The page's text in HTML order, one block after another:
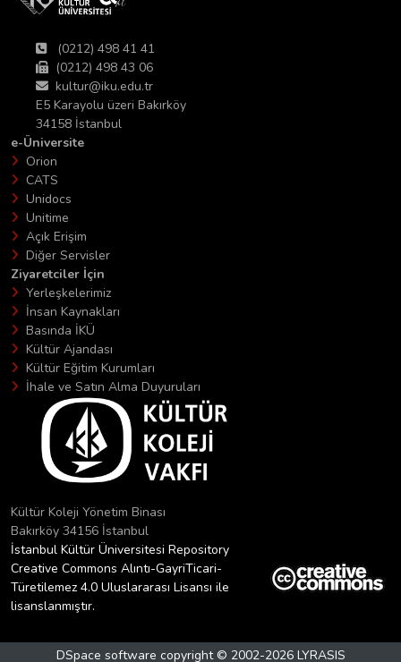
(0212) 498 41 41
(0212) 498 43 06
kultur@iku.edu.tr
E5 Karayolu üzeri Bakırköy
34158 İstanbul
e-Üniversite
Orion
CATS
Unidocs
Unitime
Açık Erişim
Diğer Servisler
Ziyaretciler İçin
Yerleşkelerimiz
İnsan Kaynakları
Basında İKÜ
Kültür Ajandası
Kültür Eğitim Kurumları
İhale ve Satın Alma Duyuruları
Kültür Koleji Yönetim Binası
Bakırköy 34156 İstanbul
İstanbul Kültür Üniversitesi Repository
Creative Commons Alıntı-GayriTicari-
Türetilemez 4.0 Uluslararası Lisansı ile
lisanslanmıştır.
DSpace software copyright © 2002-2026 LYRASIS